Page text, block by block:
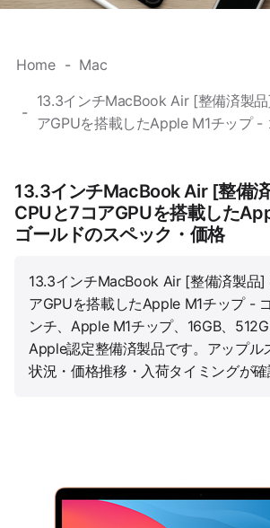
Home Mac
13.3インチMacBook Air [整備済製
アGPUを搭載したApple M1チップ -
13.3インチMacBook Air [整備
CPUと7コアGPUを搭載した
ゴールドのスペック・価格
13.3インチMacBook Air [整備済製品]
アGPUを搭載したApple M1チップ -
ンチ、Apple M1チップ、16GB、
Apple認定整備済製品です。アップル
状況・価格推移・入荷タイミングが確